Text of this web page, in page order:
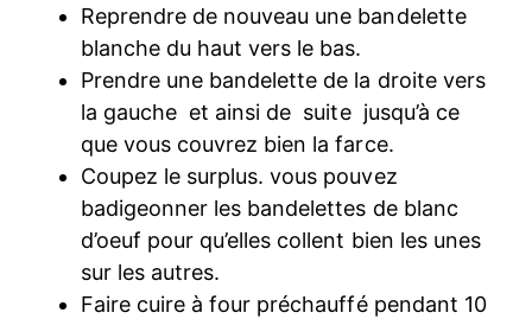
Reprendre de nouveau une bandelette
blanche du haut vers le bas.
Prendre une bandelette de la droite vers
la gauche et ainsi de suite jusqu’à ce
que vous couvrez bien la farce.
Coupez le surplus. vous pouvez
badigeonner les bandelettes de blanc
d’oeuf pour qu’elles collent bien les unes
sur les autres.
Faire cuire à four préchauffé pendant 10